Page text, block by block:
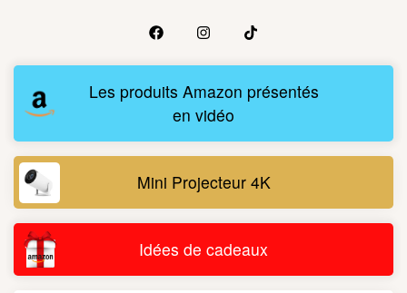
Les produits Amazon présentés
en vidéo
Mini Projecteur 4K
Idées de cadeaux